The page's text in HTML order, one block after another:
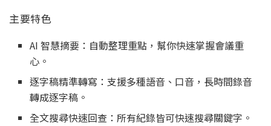
主要特色
AI 智慧摘要：自動整理重點，幫你快速掌握會議重
心。
逐字稿精準轉寫：支援多種語音、口音，長時間錄音
轉成逐字稿。
全文搜尋快速回查：所有紀錄皆可快速搜尋關鍵字。